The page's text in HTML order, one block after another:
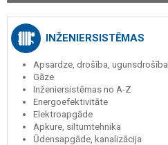
INŽENIERSISTĒMAS
Apsardze, drošība, ugunsdrošība
Gāze
Inženiersistēmas no A-Z
Energoefektivitāte
Elektroapgāde
Apkure, siltumtehnika
Ūdensapgāde, kanalizācija